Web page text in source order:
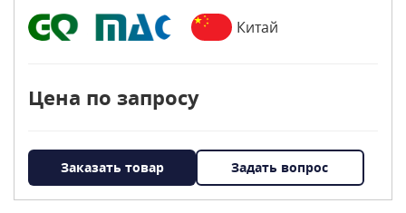
Китай
Цена по запросу
Заказать товар Задать вопрос